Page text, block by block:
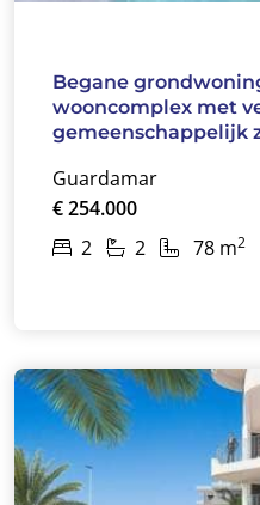
Begane
wooncomplex met
gemeenschappelijk
Guardamar
€ 254.000
2
2 78 m2